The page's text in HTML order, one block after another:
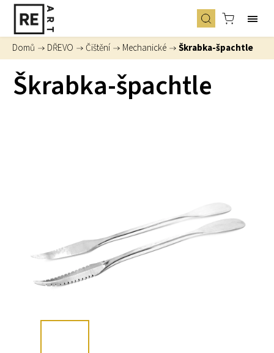
Domů / DŘEVO / Čištění / Mechanické / Škrabka-špachtle
Škrabka-špachtle